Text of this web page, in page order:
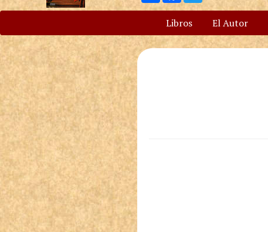
Libros El Autor